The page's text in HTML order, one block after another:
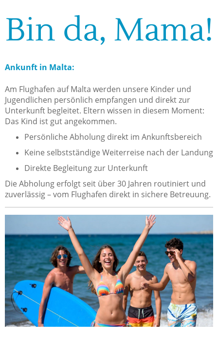
Bin da, Mama!
Ankunft in Malta:
Am Flughafen auf Malta werden unsere Kinder und
Jugendlichen persönlich empfangen und direkt zur
Unterkunft begleitet. Eltern wissen in diesem Moment:
Das Kind ist gut angekommen.
Persönliche Abholung direkt im Ankunftsbereich
Keine selbstständige Weiterreise nach der Landung
Direkte Begleitung zur Unterkunft
Die Abholung erfolgt seit über 30 Jahren routiniert und
zuverlässig – vom Flughafen direkt in sichere Betreuung.